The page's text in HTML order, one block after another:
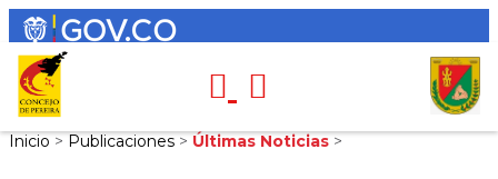
Inicio > Publicaciones > Últimas Noticias >